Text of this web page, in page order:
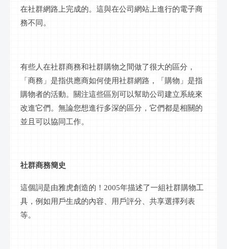
在社群網路 上完成的。這與在公司網站上進行的電子商
務不同。
有些人在社群商務和社群購物之間做了很大的區分，
「商務」是指供應商如何使用社群網路 ，「購物」是指
購物者的活動。關注這些區別可以幫助公司建立系統來
改進它們。無論您想進行多深的區分，它們都是相關的
並且可以協同工作。
社群商務簡史
這個詞是由雅虎創造的！ 2005年描述了一組社群購物工
具，例如用戶生成的內容、用戶評分、共享選擇列表
等。